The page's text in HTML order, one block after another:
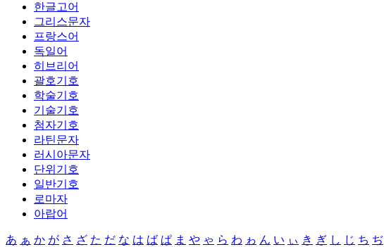
한글고어
그리스문자
프랑스어
독일어
히브리어
괄호기호
학술기호
기술기호
첨자기호
라틴문자
러시아문자
단위기호
일반기호
로마자
아랍어
あ ぁ か が さ ざ た だ な は ば ぱ ま や ゃ ら わ ゎ ん い ぃ き ぎ し じ ち ぢ